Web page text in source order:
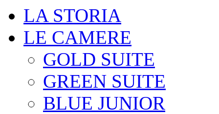
LA STORIA
LE CAMERE
GOLD SUITE
GREEN SUITE
BLUE JUNIOR